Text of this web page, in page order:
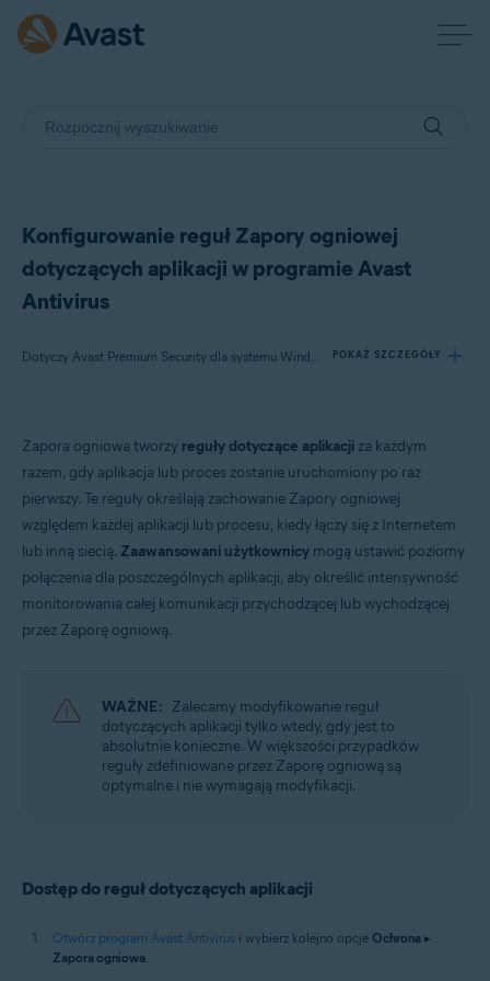
Konfigurowanie reguł Zapory ogniowej
dotyczących aplikacji w programie Avast
Antivirus
Dotyczy Avast Premium Security dla systemu Windows, Avast Free Antivirus dla systemu Windows POKAŻ SZCZEGÓŁY
Produkty:
Avast Premium Security 23.x dla systemu Windows
Systemy operacyjne:
Microsoft Windows 10 Home / Pro / Enterprise / Education — wersja
32-/64-bitowa
Microsoft Windows 8.1 / Pro / Enterprise — wersja 32-/64-bitowa
aktualizacji Convenient Rollup, wersja 32-/64-bitowa
Zapora ogniowa tworzy reguły dotyczące aplikacji za każdym
razem, gdy aplikacja lub proces zostanie uruchomiony po raz
pierwszy. Te reguły określają zachowanie Zapory ogniowej
względem każdej aplikacji lub procesu, kiedy łączy się z Internetem
lub inną siecią. Zaawansowani użytkownicy mogą ustawić poziomy
połączenia dla poszczególnych aplikacji, aby określić intensywność
monitorowania całej komunikacji przychodzącej lub wychodzącej
przez Zaporę ogniową.
WAŻNE: Zalecamy modyfikowanie reguł
dotyczących aplikacji tylko wtedy, gdy jest to
absolutnie konieczne. W większości przypadków
reguły zdefiniowane przez Zaporę ogniową są
optymalne i nie wymagają modyfikacji.
Dostęp do reguł dotyczących aplikacji
Otwórz program Avast Antivirus i wybierz kolejno opcje Ochrona ▸
Zapora ogniowa.